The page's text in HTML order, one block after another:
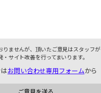
りませんが、頂いたご意見はスタッフ
サイト改善を行ってまいります。
お問い合わせ専用フォームから